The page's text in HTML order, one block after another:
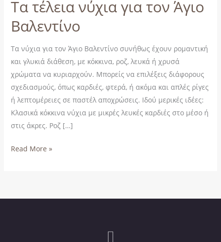
Τα τέλεια νύχια για τον Άγιο
Βαλεντίνο
Τα νύχια για τον Άγιο Βαλεντίνο συνήθως έχουν ρομαντική
και γλυκιά διάθεση, με κόκκινα, ροζ, λευκά ή χρυσά
χρώματα να κυριαρχούν. Μπορείς να επιλέξεις διάφορους
σχεδιασμούς, όπως καρδιές, φτερά, ή ακόμα και απλές ρίγες
ή λεπτομέρειες σε παστέλ αποχρώσεις. Ιδού μερικές ιδέες:
Κλασικά κόκκινα νύχια με μικρές λευκές καρδιές στο μέσο ή
στις άκρες. Ροζ […]
Read More »